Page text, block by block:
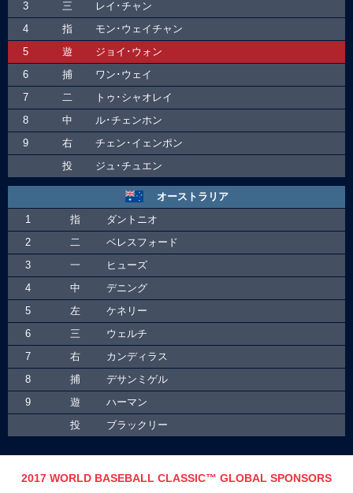
2017 WORLD BASEBALL CLASSIC™ GLOBAL SPONSORS